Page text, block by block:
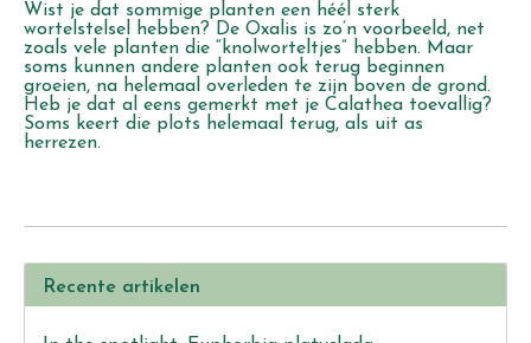
Wist je dat sommige planten een héél sterk
wortelstelsel hebben? De Oxalis is zo’n voorbeeld, net
zoals vele planten die “knolworteltjes” hebben. Maar
soms kunnen andere planten ook terug beginnen
groeien, na helemaal overleden te zijn boven de grond.
Heb je dat al eens gemerkt met je Calathea toevallig?
Soms keert die plots helemaal terug, als uit as
herrezen.
Recente artikelen